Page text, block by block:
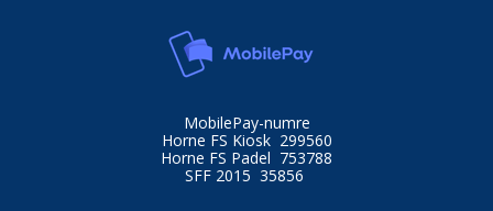
MobilePay-numre
Horne FS Kiosk 299560
Horne FS Padel 753788
SFF 2015 35856